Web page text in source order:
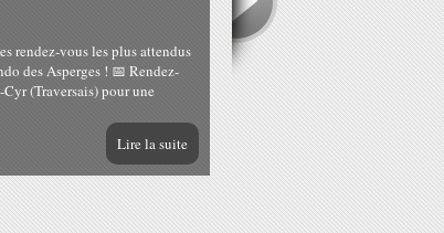
rendez-vous les plus attendus
des Asperges ! 📅 Rendez-
(Traversais) pour une
Lire la suite